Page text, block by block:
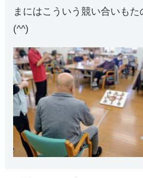
まにはこういう競い合いもた
(^^)